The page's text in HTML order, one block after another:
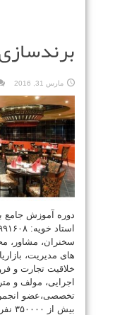
مارس 31, 2016
دوره آموزش جامع
سخنران، مشاور،
های مدیریت،
تخصصی،عضو انجمن
بیش